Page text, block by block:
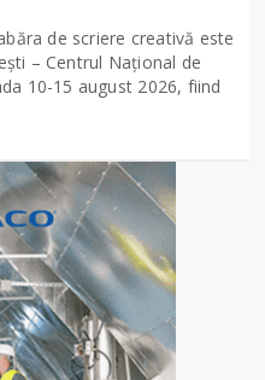
de scriere creativă este
– Centrul Național de
10-15 august 2026, fiind